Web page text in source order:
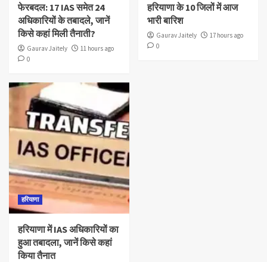
फेरबदल: 17 IAS समेत 24
अधिकारियों के तबादले, जानें
किसे कहां मिली तैनाती?
Gaurav Jaitely
11 hours ago
0
हरियाणा के 10 जिलों में आज
भारी बारिश
Gaurav Jaitely
17 hours ago
0
हरियाणा
हरियाणा में IAS अधिकारियों का
हुआ तबादला, जानें किसे कहां
किया तैनात